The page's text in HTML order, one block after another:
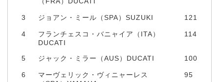
3 ジョアン・ミール（SPA）SUZUKI 121
4
フランチェスコ・バニャイア（ITA）
DUCATI
114
5 ジャック・ミラー（AUS）DUCATI 100
6
マーヴェリック・ヴィニャーレス
95